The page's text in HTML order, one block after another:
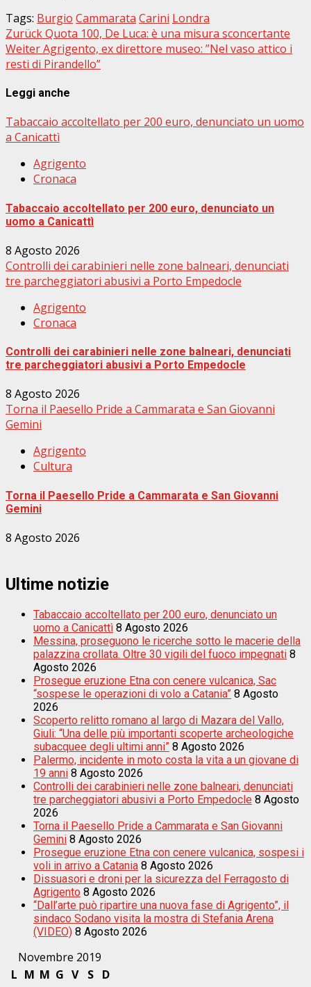
Tags: Burgio Cammarata Carini Londra
Beitragsnavigation
ZurückQuota 100, De Luca: è una misura sconcertante
WeiterAgrigento, ex direttore museo: ”Nel vaso attico i
resti di Pirandello”
Leggi anche
Tabaccaio accoltellato per 200 euro, denunciato un uomo
a Canicattì
Agrigento
Cronaca
Tabaccaio accoltellato per 200 euro, denunciato un
uomo a Canicattì
8 Agosto 2026
Controlli dei carabinieri nelle zone balneari, denunciati
tre parcheggiatori abusivi a Porto Empedocle
Agrigento
Cronaca
Controlli dei carabinieri nelle zone balneari, denunciati
tre parcheggiatori abusivi a Porto Empedocle
8 Agosto 2026
Torna il Paesello Pride a Cammarata e San Giovanni
Gemini
Agrigento
Cultura
Torna il Paesello Pride a Cammarata e San Giovanni
Gemini
8 Agosto 2026
Ultime notizie
Tabaccaio accoltellato per 200 euro, denunciato un
uomo a Canicattì 8 Agosto 2026
Messina, proseguono le ricerche sotto le macerie della
palazzina crollata. Oltre 30 vigili del fuoco impegnati 8
Agosto 2026
Prosegue eruzione Etna con cenere vulcanica, Sac
“sospese le operazioni di volo a Catania” 8 Agosto
2026
Scoperto relitto romano al largo di Mazara del Vallo,
Giuli: “Una delle più importanti scoperte archeologiche
subacquee degli ultimi anni” 8 Agosto 2026
Palermo, incidente in moto costa la vita a un giovane di
19 anni 8 Agosto 2026
Controlli dei carabinieri nelle zone balneari, denunciati
tre parcheggiatori abusivi a Porto Empedocle 8 Agosto
2026
Torna il Paesello Pride a Cammarata e San Giovanni
Gemini 8 Agosto 2026
Prosegue eruzione Etna con cenere vulcanica, sospesi i
voli in arrivo a Catania 8 Agosto 2026
Dissuasori e droni per la sicurezza del Ferragosto di
Agrigento 8 Agosto 2026
“Dall’arte può ripartire una nuova fase di Agrigento”, il
sindaco Sodano visita la mostra di Stefania Arena
(VIDEO) 8 Agosto 2026
Novembre 2019
L M M G V S
D